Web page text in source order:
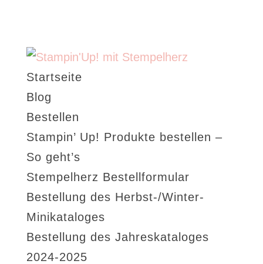
Startseite
Blog
Bestellen
Stampin’ Up! Produkte bestellen –
So geht’s
Stempelherz Bestellformular
Bestellung des Herbst-/Winter-
Minikataloges
Bestellung des Jahreskataloges
2024-2025